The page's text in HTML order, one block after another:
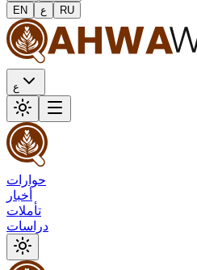
EN
ع RU
ع
حوارات
أخبار
تأملات
دراسات